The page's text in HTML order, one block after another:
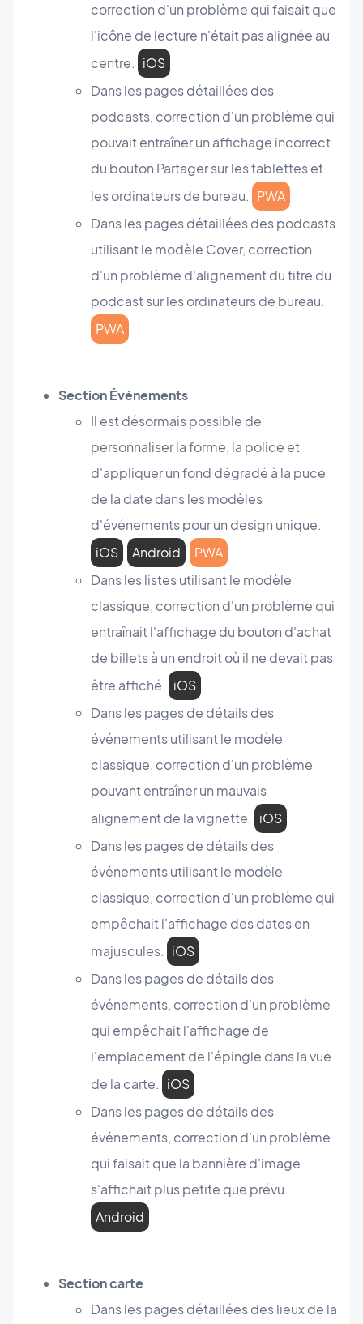
correction d'un problème qui faisait que
l'icône de lecture n'était pas alignée au
centre. iOS
Dans les pages détaillées des
podcasts, correction d'un problème qui
pouvait entraîner un affichage incorrect
du bouton Partager sur les tablettes et
les ordinateurs de bureau. PWA
Dans les pages détaillées des podcasts
utilisant le modèle Cover, correction
d'un problème d'alignement du titre du
podcast sur les ordinateurs de bureau.
PWA
Section Événements
Il est désormais possible de
personnaliser la forme, la police et
d'appliquer un fond dégradé à la puce
de la date dans les modèles
d'événements pour un design unique.
iOS
Android
PWA
Dans les listes utilisant le modèle
classique, correction d'un problème qui
entraînait l'affichage du bouton d'achat
de billets à un endroit où il ne devait pas
être affiché. iOS
Dans les pages de détails des
événements utilisant le modèle
classique, correction d'un problème
pouvant entraîner un mauvais
alignement de la vignette. iOS
Dans les pages de détails des
événements utilisant le modèle
classique, correction d'un problème qui
empêchait l'affichage des dates en
majuscules. iOS
Dans les pages de détails des
événements, correction d'un problème
qui empêchait l'affichage de
l'emplacement de l'épingle dans la vue
de la carte. iOS
Dans les pages de détails des
événements, correction d'un problème
qui faisait que la bannière d'image
s'affichait plus petite que prévu.
Android
Section carte
Dans les pages détaillées des lieux de la